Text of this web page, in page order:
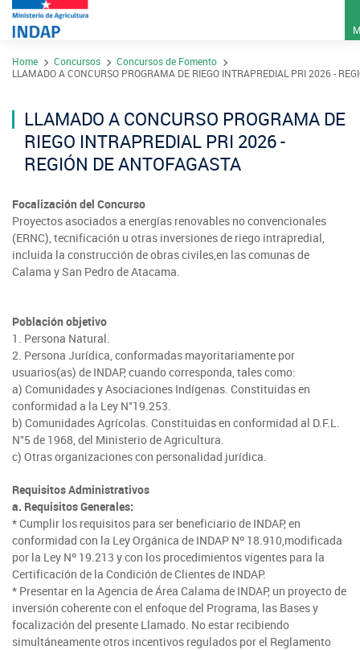
Contacto
Ley del Lobby
Sistema de Integridad
Sobre INDAP
¿Qué es INDAP?
Gestión y Presupuesto
Consultores de Riego
Registro nacional SIRSD-S
Nómina consultores de Riego
Oficina virtual de atención ciudadana
Indicadores de Gestión
Trabaje en INDAP
Nuestros Programas
Programa de Asociatividad Económica
Sustentabilidad de los suelos SIRSD-S
Programa Desarrollo Inversiones - PDI
Programa desarrollo local - Prodesal
Programa de Alianzas Productivas
Crédito Corto Plazo
Ver todos los Programas
Concursos de Fomento
Acciones INDAP
Red Tiendas Mundo Rural
Sello Manos Campesinas
Mercado Campesinos
Expomundorural
Turismo Rural
SIPAN
Arica y Parinacota
Tarapacá
Antofagasta
Atacama
Coquimbo
Metropolitana
O'Higgins
Maule
Biobío
Araucanía
Los Ríos
Sala de Prensa
Noticias
Videos
Podcast
Fotografías
Seminarios
Biblioteca
Contacto de Prensa
Suscríbase a nuestras noticias
Nuestras Redes sociales
Teléfono:+56 2 2303 8000
Home Concursos
Concursos de Fomento
LLAMADO A CONCURSO PROGRAMA DE RIEGO INTRAPREDIAL PRI 2026 -
LLAMADO A CONCURSO PROGRAMA DE
RIEGO INTRAPREDIAL PRI 2026 -
REGIÓN DE ANTOFAGASTA
Focalización del Concurso
Proyectos asociados a energías renovables no convencionales
(ERNC), tecnificación u otras inversiones de riego intrapredial,
incluida la construcción de obras civiles,en las comunas de
Calama y San Pedro de Atacama.
Población objetivo
1. Persona Natural.
2. Persona Jurídica, conformadas mayoritariamente por
usuarios(as) de INDAP, cuando corresponda, tales como:
a) Comunidades y Asociaciones Indígenas. Constituidas en
conformidad a la Ley N°19.253.
b) Comunidades Agrícolas. Constituidas en conformidad al D.F.L.
N°5 de 1968, del Ministerio de Agricultura.
c) Otras organizaciones con personalidad jurídica.
Requisitos Administrativos
a. Requisitos Generales:
* Cumplir los requisitos para ser beneficiario de INDAP, en
conformidad con la Ley Orgánica de INDAP Nº 18.910,modificada
por la Ley Nº 19.213 y con los procedimientos vigentes para la
Certificación de la Condición de Clientes de INDAP.
* Presentar en la Agencia de Área Calama de INDAP, un proyecto de
inversión coherente con el enfoque del Programa, las Bases y
focalización del presente Llamado. No estar recibiendo
simultáneamente otros incentivos regulados por el Reglamento